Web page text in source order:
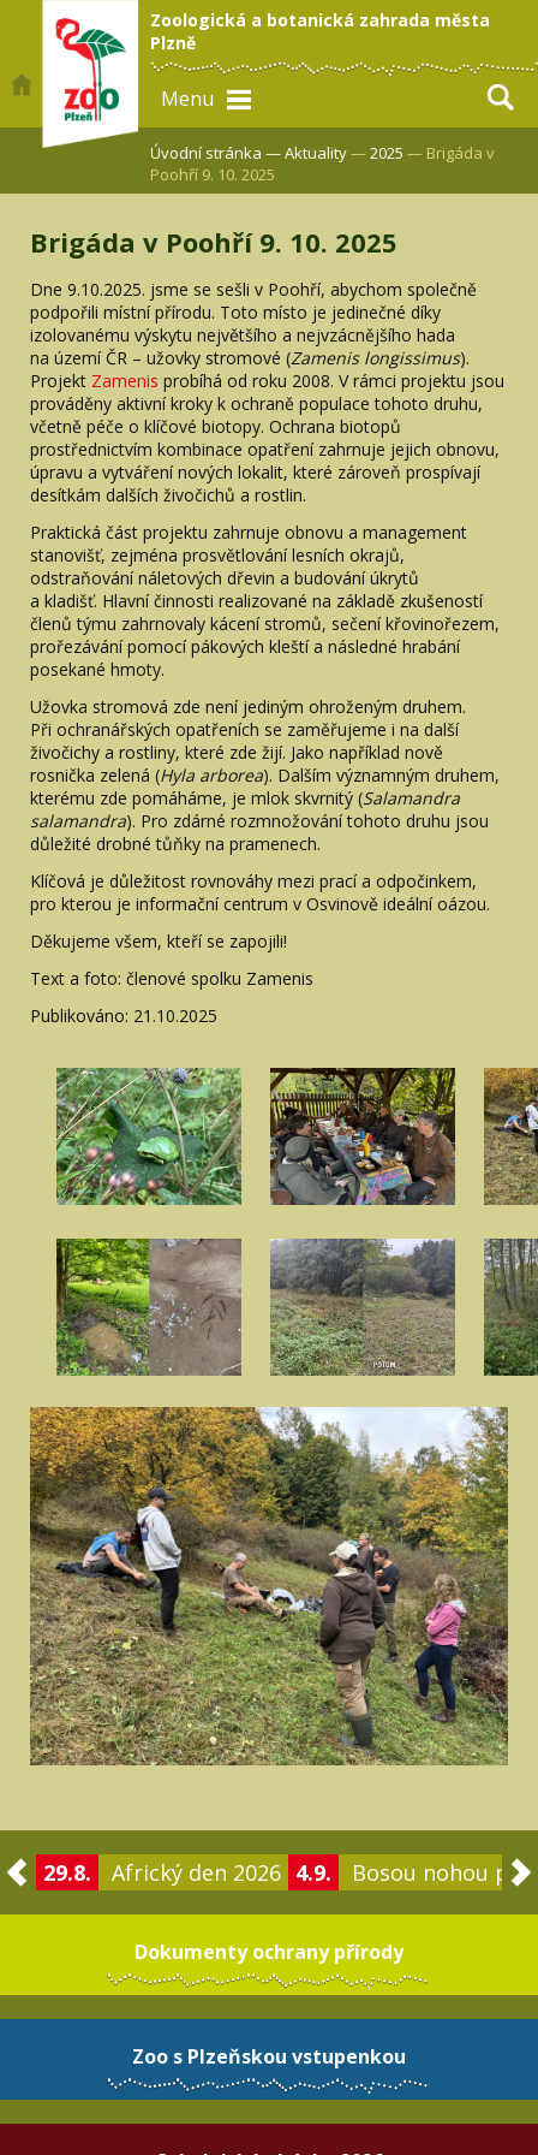
Zoologická a botanická zahrada města
Plzně
Menu
Úvodní stránka —Aktuality—2025 — Brigáda v
Poohří 9. 10. 2025
Brigáda v Poohří 9. 10. 2025
Dne 9.10.2025. jsme se sešli v Poohří, abychom společně
podpořili místní přírodu. Toto místo je jedinečné díky
izolovanému výskytu největšího a nejvzácnějšího hada
na území ČR – užovky stromové (Zamenis longissimus).
Projekt Zamenis probíhá od roku 2008. V rámci projektu jsou
prováděny aktivní kroky k ochraně populace tohoto druhu,
včetně péče o klíčové biotopy. Ochrana biotopů
prostřednictvím kombinace opatření zahrnuje jejich obnovu,
úpravu a vytváření nových lokalit, které zároveň prospívají
desítkám dalších živočichů a rostlin.
Praktická část projektu zahrnuje obnovu a management
stanovišť, zejména prosvětlování lesních okrajů,
odstraňování náletových dřevin a budování úkrytů
a kladišť. Hlavní činnosti realizované na základě zkušeností
členů týmu zahrnovaly kácení stromů, sečení křovinořezem,
prořezávání pomocí pákových kleští a následné hrabání
posekané hmoty.
Užovka stromová zde není jediným ohroženým druhem.
Při ochranářských opatřeních se zaměřujeme i na další
živočichy a rostliny, které zde žijí. Jako například nově
rosnička zelená (Hyla arborea). Dalším významným druhem,
kterému zde pomáháme, je mlok skvrnitý (Salamandra
salamandra). Pro zdárné rozmnožování tohoto druhu jsou
důležité drobné tůňky na pramenech.
Klíčová je důležitost rovnováhy mezi prací a odpočinkem,
pro kterou je informační centrum v Osvinově ideální oázou.
Děkujeme všem, kteří se zapojili!
Text a foto: členové spolku Zamenis
Publikováno: 21.10.2025
29.8. Africký den 2026 4.9. Bosou nohou po
Dokumenty ochrany přírody
Zoo s Plzeňskou vstupenkou